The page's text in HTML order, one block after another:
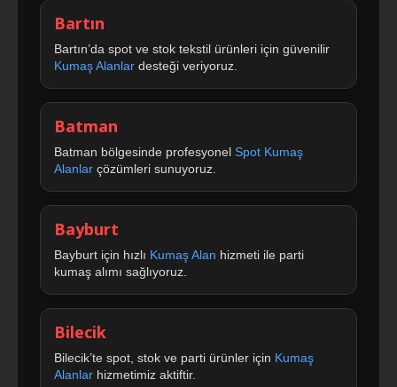
Bartın
Bartın’da spot ve stok tekstil ürünleri için güvenilir
Kumaş Alanlar desteği veriyoruz.
Batman
Batman bölgesinde profesyonel Spot Kumaş
Alanlar çözümleri sunuyoruz.
Bayburt
Bayburt için hızlı Kumaş Alan hizmeti ile parti
kumaş alımı sağlıyoruz.
Bilecik
Bilecik’te spot, stok ve parti ürünler için Kumaş
Alanlar hizmetimiz aktiftir.